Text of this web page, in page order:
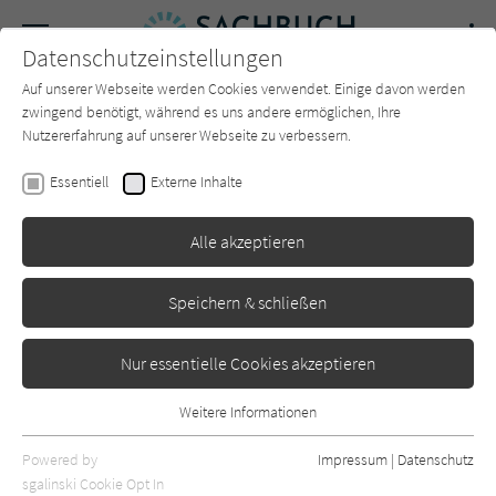
SUCHE Forum Charts Newsletter
Jasmin Schreiber
Erschienen: März 2023 0
Datenschutzeinstellungen
Auf unserer Webseite werden Cookies verwendet. Einige davon werden
zwingend benötigt, während es uns andere ermöglichen, Ihre
Nutzererfahrung auf unserer Webseite zu verbessern.
Essentiell Externe Inhalte
Alle akzeptieren
Speichern & schließen
Nur essentielle Cookies akzeptieren
Essentielle Cookies werden für grundlegende Funktionen der
Webseite benötigt. Dadurch ist gewährleistet, dass die Webseite
Weitere Informationen
Powered by
sgalinski Cookie Opt In
Impressum | Datenschutz